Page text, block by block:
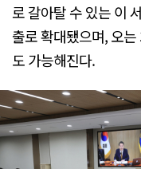
로 갈아탈 수 있는 이
출로 확대됐으며, 오
도 가능해진다.